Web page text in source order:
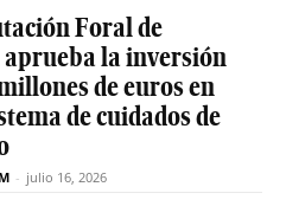
Foral de
la inversión
de euros en
de cuidados de
- julio 16, 2026